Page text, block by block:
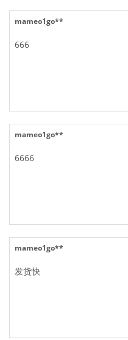
mameo1go**
666
mameo1go**
6666
mameo1go**
发货快